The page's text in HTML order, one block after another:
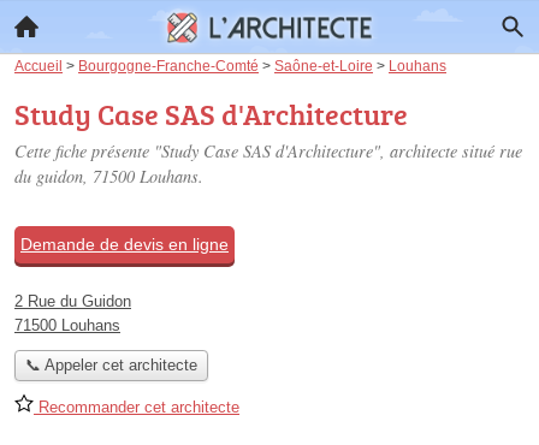
Accueil > Bourgogne-Franche-Comté > Saône-et-Loire > Louhans
Study Case SAS d'Architecture
Cette fiche présente "Study Case SAS d'Architecture", architecte situé rue
du guidon, 71500 Louhans.
Demande de devis en ligne
2 Rue du Guidon
71500 Louhans
📞 Appeler cet architecte
Recommander cet architecte